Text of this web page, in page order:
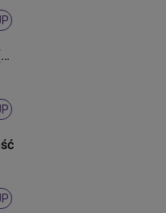
Zawsze sobą (Radio Edit)